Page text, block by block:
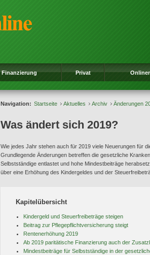
Finanzierung Privat
Navigation: Startseite Aktuelles Archiv Änderungen
Was ändert sich 2019?
Wie jedes Jahr stehen auch für 2019 viele Neuerungen für
Grundlegende Änderungen betreffen die gesetzliche
Selbstständige entlastet und hohe Mindestbeiträge
über eine Erhöhung des Kindergeldes und der
Kapitelübersicht
Kindergeld und Steuerfreibeträge steigen
Beitrag zur Pflegepflichtversicherung steigt
Rentenerhöhung 2019
Ab 2019 paritätische Finanzierung auch der
Mindestbeiträge für Selbstständige in der